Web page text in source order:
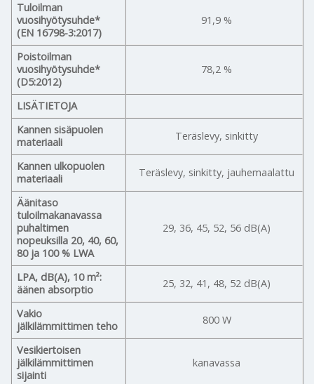
Tuloilman
vuosihyötysuhde*
(EN 16798-3:2017)
91,9 %
Poistoilman
vuosihyötysuhde*
(D5:2012)
78,2 %
LISÄTIETOJA
Kannen sisäpuolen
materiaali
Teräslevy, sinkitty
Kannen ulkopuolen
materiaali
Teräslevy, sinkitty, jauhemaalattu
Äänitaso
tuloilmakanavassa
puhaltimen
nopeuksilla 20, 40, 60,
80 ja 100 % LWA
29, 36, 45, 52, 56 dB(A)
LPA, dB(A), 10 m²:
äänen absorptio
25, 32, 41, 48, 52 dB(A)
Vakio
jälkilämmittimen teho
800 W
Vesikiertoisen
jälkilämmittimen
sijainti
kanavassa